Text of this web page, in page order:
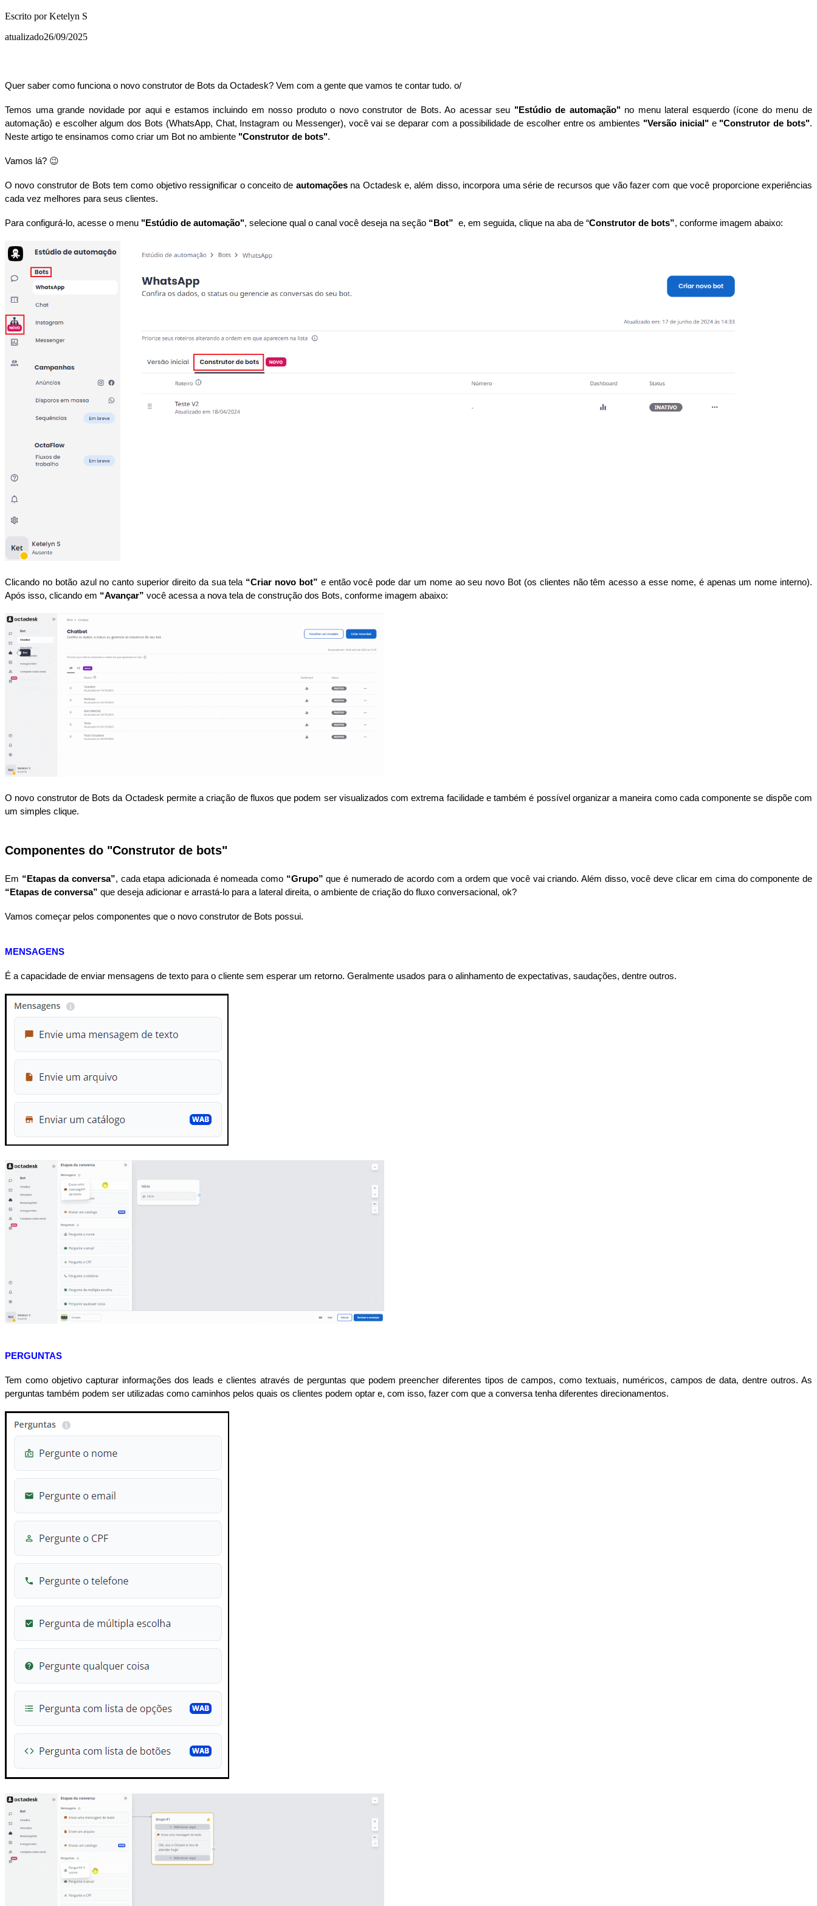
Escrito porKetelyn S
atualizado26/09/2025
Quer saber como funciona o novo construtor de Bots da Octadesk? Vem com a gente que vamos te contar tudo. o/
Temos uma grande novidade por aqui e estamos incluindo em nosso produto o novo construtor de Bots. Ao acessar seu "Estúdio de automação"no menu lateral esquerdo (ícone do menu de
automação) e escolher algum dos Bots (WhatsApp, Chat, Instagram ou Messenger), você vai se deparar com a possibilidade de escolher entre os ambientes "Versão inicial"e "Construtor de bots".
Neste artigo te ensinamos como criar um Bot no ambiente "Construtor de bots".
Vamos lá? 😉
O novo construtor de Bots tem como objetivo ressignificar o conceito de automaçõesna Octadesk e, além disso, incorpora uma série de recursos que vão fazer com que você proporcione experiências
cada vez melhores para seus clientes.
Para configurá-lo, acesse o menu "Estúdio de automação", selecione qual o canal você deseja na seção “Bot” e, em seguida, clique na aba de “Construtor de bots”, conforme imagem abaixo:
Clicando no botão azul no canto superior direito da sua tela “Criar novo bot” e então você pode dar um nome ao seu novo Bot (os clientes não têm acesso a esse nome, é apenas um nome interno).
Após isso, clicando em “Avançar” você acessa a nova tela de construção dos Bots, conforme imagem abaixo:
O novo construtor de Bots da Octadesk permite a criação de fluxos que podem ser visualizados com extrema facilidade e também é possível organizar a maneira como cada componente se dispõe com
um simples clique.
Componentes do "Construtor de bots"
Em “Etapas da conversa”, cada etapa adicionada é nomeada como “Grupo” que é numerado de acordo com a ordem que você vai criando. Além disso, você deve clicar em cima do componente de
“Etapas de conversa” que deseja adicionar e arrastá-lo para a lateral direita, o ambiente de criação do fluxo conversacional, ok?
Vamos começar pelos componentes que o novo construtor de Bots possui.
MENSAGENS
É a capacidade de enviar mensagens de texto para o cliente sem esperar um retorno. Geralmente usados para o alinhamento de expectativas, saudações, dentre outros.
PERGUNTAS
Tem como objetivo capturar informações dos leads e clientes através de perguntas que podem preencher diferentes tipos de campos, como textuais, numéricos, campos de data, dentre outros. As
perguntas também podem ser utilizadas como caminhos pelos quais os clientes podem optar e, com isso, fazer com que a conversa tenha diferentes direcionamentos.